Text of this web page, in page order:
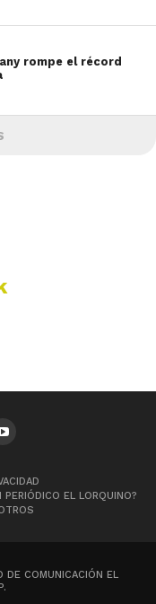
rompe el récord
EL LORQUINO?
COMUNICACIÓN EL